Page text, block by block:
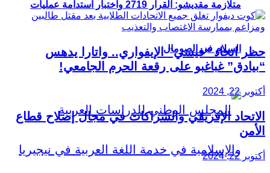
متلازمة مقديشو: القرار 2719 واختبار استدامة عمليات
السلام في الصومال
حظر اتحاد “فيسي” الإيفواري.. واتارا يدهس
“بيادق” غباغبو على رقعة الحرم الجامعي!
أكتوبر 22, 2024
الاتحاد الإفريقي والشراكات في مجال إصلاح قطاع
الأمن
أكتوبر 22, 2024